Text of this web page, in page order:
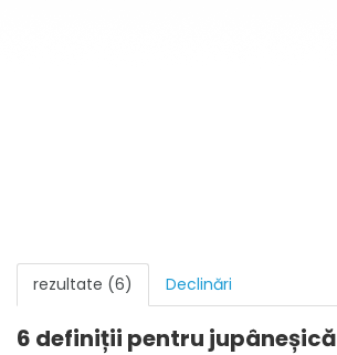
rezultate (6) Declinări
6 definiții pentru jupâneșică